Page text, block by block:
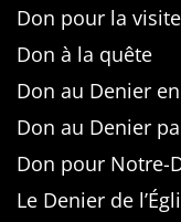
Don pour la
Don à la quête
Don au Denier
Don au Denier
Don pour Notre-
Le Denier de